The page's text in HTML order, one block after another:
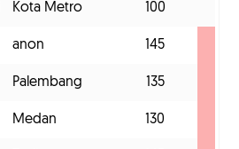
Kota Metro 100
anon 145
Palembang 135
Medan 130